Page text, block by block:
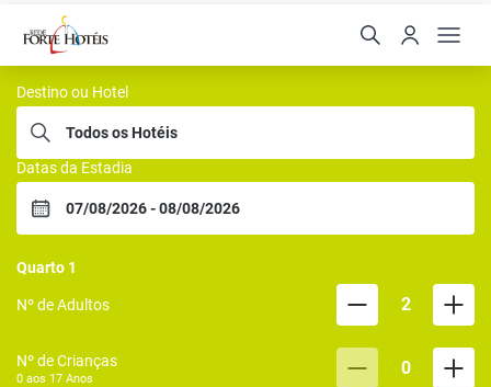
Forte Hoteis
Destino ou Hotel
Datas da Estadia
Quarto 1
Nº de Adultos 2
Nº de Crianças
0 aos 17 Anos 0